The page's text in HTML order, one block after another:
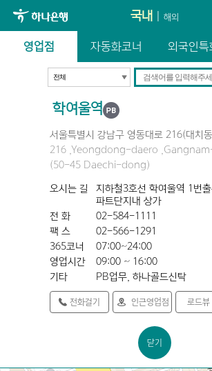
국내 해외
영업점 자동화코너 외국인특
학여울역
서울특별시 강남구 영동대로 216(대치
216 ,Yeongdong-daero
(50-45 Daechi-dong)
오시는 길
지하철3호선 학여울역 1번
파트단지내 상가
전 화
02-584-1111
팩 스
02-566-1291
365코너
07:00~24:00
영업시간
09:00 ~ 16:00
기타
PB업무, 하나골드신탁
전화걸기 인근영업점 로드뷰
닫기